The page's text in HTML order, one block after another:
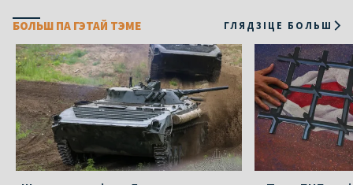
БОЛЬШ ПА ГЭТАЙ ТЭМЕ ГЛЯДЗІЦЕ БОЛЬШ